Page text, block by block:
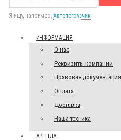
Я ищу, например, Автопогрузчик
ИНФОРМАЦИЯ
О нас
Реквизиты компании
Правовая документация
Оплата
Доставка
Наша техника
АРЕНДА